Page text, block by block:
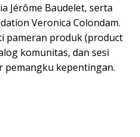
Jérôme Baudelet, serta
Veronica Colondam.
pameran produk (product
komunitas, dan sesi
kepentingan.